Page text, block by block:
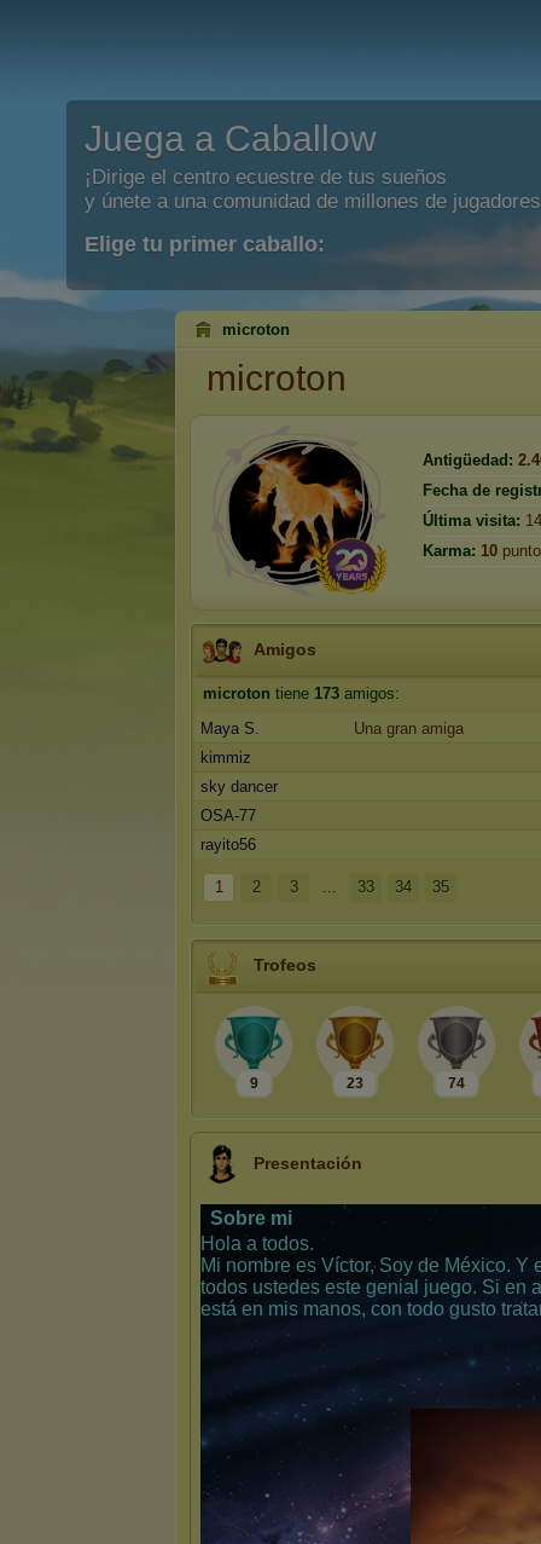
Juega a Caballow
¡Dirige el centro ecuestre de tus sueños
y únete a una comunidad de millones de
Elige tu primer caballo:
microton
microton
Antigüedad:
Fecha de
Última visita:
Karma: 10
Amigos
microton tiene 173 amigos:
Maya S.
Una gran amiga
kimmiz
sky dancer
OSA-77
rayito56
1 2 3 ... 33 34 35
Trofeos
9 23 74
Presentación